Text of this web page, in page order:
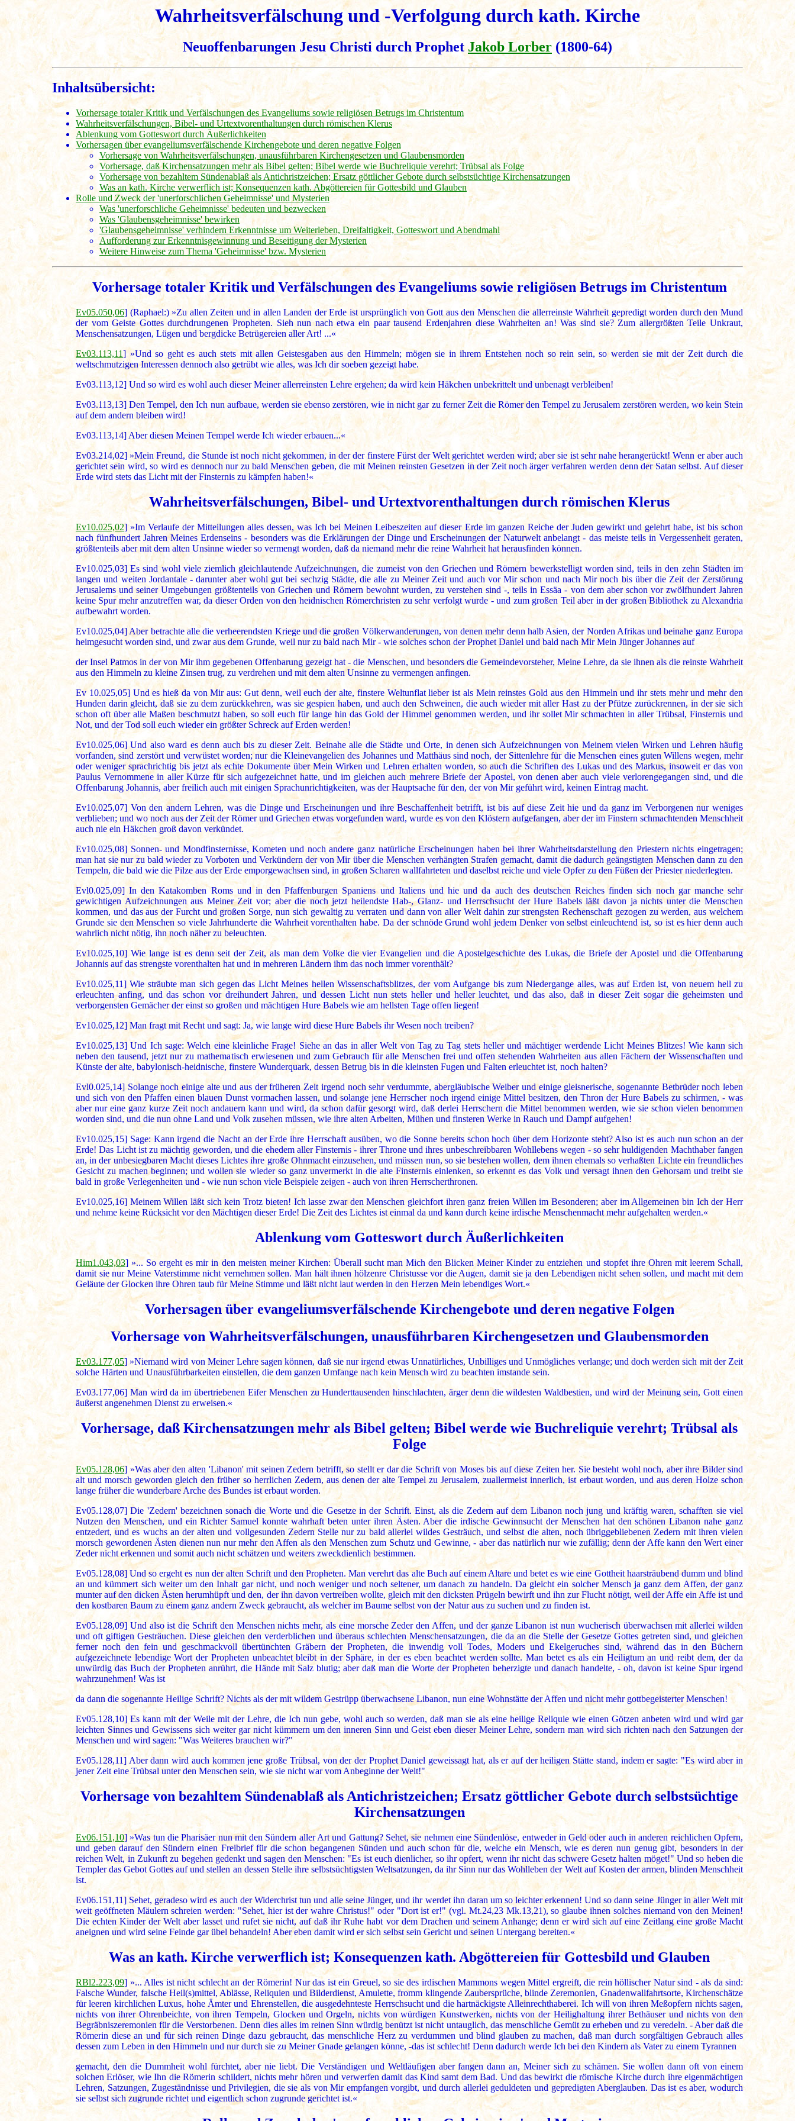
Wahrheitsverfälschung und -Verfolgung durch kath. Kirche
Neuoffenbarungen Jesu Christi durch ProphetJakob Lorber (1800-64)
Inhaltsübersicht:
Vorhersage totaler Kritik und Verfälschungen des Evangeliums sowie religiösen Betrugs im Christentum
Wahrheitsverfälschungen, Bibel- und Urtextvorenthaltungen durch römischen Klerus
Ablenkung vom Gotteswort durch Äußerlichkeiten
Vorhersagen über evangeliumsverfälschende Kirchengebote und deren negative Folgen
Vorhersage von Wahrheitsverfälschungen, unausführbaren Kirchengesetzen und Glaubensmorden
Vorhersage, daß Kirchensatzungen mehr als Bibel gelten; Bibel werde wie Buchreliquie verehrt; Trübsal als Folge
Vorhersage von bezahltem Sündenablaß als Antichristzeichen; Ersatz göttlicher Gebote durch selbstsüchtige Kirchensatzungen
Was an kath. Kirche verwerflich ist; Konsequenzen kath. Abgöttereien für Gottesbild und Glauben
Rolle und Zweck der 'unerforschlichen Geheimnisse' und Mysterien
Was 'unerforschliche Geheimnisse' bedeuten und bezwecken
Was 'Glaubensgeheimnisse' bewirken
'Glaubensgeheimnisse' verhindern Erkenntnisse um Weiterleben, Dreifaltigkeit, Gotteswort und Abendmahl
Aufforderung zur Erkenntnisgewinnung und Beseitigung der Mysterien
Weitere Hinweise zum Thema 'Geheimnisse' bzw. Mysterien
Vorhersage totaler Kritik und Verfälschungen des Evangeliums sowie religiösen Betrugs im Christentum
Ev05.050,06] (Raphael:) »Zu allen Zeiten und in allen Landen der Erde ist ursprünglich von Gott aus den Menschen die allerreinste Wahrheit gepredigt worden durch den Mund
der vom Geiste Gottes durchdrungenen Propheten. Sieh nun nach etwa ein paar tausend Erdenjahren diese Wahrheiten an! Was sind sie? Zum allergrößten Teile Unkraut,
Menschensatzungen, Lügen und bergdicke Betrügereien aller Art! ...«
Ev03.113,11] »Und so geht es auch stets mit allen Geistesgaben aus den Himmeln; mögen sie in ihrem Entstehen noch so rein sein, so werden sie mit der Zeit durch die
weltschmutzigen Interessen dennoch also getrübt wie alles, was Ich dir soeben gezeigt habe.
Ev03.113,12] Und so wird es wohl auch dieser Meiner allerreinsten Lehre ergehen; da wird kein Häkchen unbekrittelt und unbenagt verbleiben!
Ev03.113,13] Den Tempel, den Ich nun aufbaue, werden sie ebenso zerstören, wie in nicht gar zu ferner Zeit die Römer den Tempel zu Jerusalem zerstören werden, wo kein Stein
auf dem andern bleiben wird!
Ev03.113,14] Aber diesen Meinen Tempel werde Ich wieder erbauen...«
Ev03.214,02] »Mein Freund, die Stunde ist noch nicht gekommen, in der der finstere Fürst der Welt gerichtet werden wird; aber sie ist sehr nahe herangerückt! Wenn er aber auch
gerichtet sein wird, so wird es dennoch nur zu bald Menschen geben, die mit Meinen reinsten Gesetzen in der Zeit noch ärger verfahren werden denn der Satan selbst. Auf dieser
Erde wird stets das Licht mit der Finsternis zu kämpfen haben!«
Wahrheitsverfälschungen, Bibel- und Urtextvorenthaltungen durch römischen Klerus
Ev10.025,02] »Im Verlaufe der Mitteilungen alles dessen, was Ich bei Meinen Leibeszeiten auf dieser Erde im ganzen Reiche der Juden gewirkt und gelehrt habe, ist bis schon
nach fünfhundert Jahren Meines Erdenseins - besonders was die Erklärungen der Dinge und Erscheinungen der Naturwelt anbelangt - das meiste teils in Vergessenheit geraten,
größtenteils aber mit dem alten Unsinne wieder so vermengt worden, daß da niemand mehr die reine Wahrheit hat herausfinden können.
Ev10.025,03] Es sind wohl viele ziemlich gleichlautende Aufzeichnungen, die zumeist von den Griechen und Römern bewerkstelligt worden sind, teils in den zehn Städten im
langen und weiten Jordantale - darunter aber wohl gut bei sechzig Städte, die alle zu Meiner Zeit und auch vor Mir schon und nach Mir noch bis über die Zeit der Zerstörung
Jerusalems und seiner Umgebungen größtenteils von Griechen und Römern bewohnt wurden, zu verstehen sind -, teils in Essäa - von dem aber schon vor zwölfhundert Jahren
keine Spur mehr anzutreffen war, da dieser Orden von den heidnischen Römerchristen zu sehr verfolgt wurde - und zum großen Teil aber in der großen Bibliothek zu Alexandria
aufbewahrt worden.
Ev10.025,04] Aber betrachte alle die verheerendsten Kriege und die großen Völkerwanderungen, von denen mehr denn halb Asien, der Norden Afrikas und beinahe ganz Europa
heimgesucht worden sind, und zwar aus dem Grunde, weil nur zu bald nach Mir - wie solches schon der Prophet Daniel und bald nach Mir Mein Jünger Johannes auf
der Insel Patmos in der von Mir ihm gegebenen Offenbarung gezeigt hat - die Menschen, und besonders die Gemeindevorsteher, Meine Lehre, da sie ihnen als die reinste Wahrheit
aus den Himmeln zu kleine Zinsen trug, zu verdrehen und mit dem alten Unsinne zu vermengen anfingen.
Ev 10.025,05] Und es hieß da von Mir aus: Gut denn, weil euch der alte, finstere Weltunflat lieber ist als Mein reinstes Gold aus den Himmeln und ihr stets mehr und mehr den
Hunden darin gleicht, daß sie zu dem zurückkehren, was sie gespien haben, und auch den Schweinen, die auch wieder mit aller Hast zu der Pfütze zurückrennen, in der sie sich
schon oft über alle Maßen beschmutzt haben, so soll euch für lange hin das Gold der Himmel genommen werden, und ihr sollet Mir schmachten in aller Trübsal, Finsternis und
Not, und der Tod soll euch wieder ein größter Schreck auf Erden werden!
Ev10.025,06] Und also ward es denn auch bis zu dieser Zeit. Beinahe alle die Städte und Orte, in denen sich Aufzeichnungen von Meinem vielen Wirken und Lehren häufig
vorfanden, sind zerstört und verwüstet worden; nur die Kleinevangelien des Johannes und Matthäus sind noch, der Sittenlehre für die Menschen eines guten Willens wegen, mehr
oder weniger sprachrichtig bis jetzt als echte Dokumente über Mein Wirken und Lehren erhalten worden, so auch die Schriften des Lukas und des Markus, insoweit er das von
Paulus Vernommene in aller Kürze für sich aufgezeichnet hatte, und im gleichen auch mehrere Briefe der Apostel, von denen aber auch viele verlorengegangen sind, und die
Offenbarung Johannis, aber freilich auch mit einigen Sprachunrichtigkeiten, was der Hauptsache für den, der von Mir geführt wird, keinen Eintrag macht.
Ev10.025,07] Von den andern Lehren, was die Dinge und Erscheinungen und ihre Beschaffenheit betrifft, ist bis auf diese Zeit hie und da ganz im Verborgenen nur weniges
verblieben; und wo noch aus der Zeit der Römer und Griechen etwas vorgefunden ward, wurde es von den Klöstern aufgefangen, aber der im Finstern schmachtenden Menschheit
auch nie ein Häkchen groß davon verkündet.
Ev10.025,08] Sonnen- und Mondfinsternisse, Kometen und noch andere ganz natürliche Erscheinungen haben bei ihrer Wahrheitsdarstellung den Priestern nichts eingetragen;
man hat sie nur zu bald wieder zu Vorboten und Verkündern der von Mir über die Menschen verhängten Strafen gemacht, damit die dadurch geängstigten Menschen dann zu den
Tempeln, die bald wie die Pilze aus der Erde emporgewachsen sind, in großen Scharen wallfahrteten und daselbst reiche und viele Opfer zu den Füßen der Priester niederlegten.
Evl0.025,09] In den Katakomben Roms und in den Pfaffenburgen Spaniens und Italiens und hie und da auch des deutschen Reiches finden sich noch gar manche sehr
gewichtigen Aufzeichnungen aus Meiner Zeit vor; aber die noch jetzt heilendste Hab-, Glanz- und Herrschsucht der Hure Babels läßt davon ja nichts unter die Menschen
kommen, und das aus der Furcht und großen Sorge, nun sich gewaltig zu verraten und dann von aller Welt dahin zur strengsten Rechenschaft gezogen zu werden, aus welchem
Grunde sie den Menschen so viele Jahrhunderte die Wahrheit vorenthalten habe. Da der schnöde Grund wohl jedem Denker von selbst einleuchtend ist, so ist es hier denn auch
wahrlich nicht nötig, ihn noch näher zu beleuchten.
Ev10.025,10] Wie lange ist es denn seit der Zeit, als man dem Volke die vier Evangelien und die Apostelgeschichte des Lukas, die Briefe der Apostel und die Offenbarung
Johannis auf das strengste vorenthalten hat und in mehreren Ländern ihm das noch immer vorenthält?
Ev10.025,11] Wie sträubte man sich gegen das Licht Meines hellen Wissenschaftsblitzes, der vom Aufgange bis zum Niedergange alles, was auf Erden ist, von neuem hell zu
erleuchten anfing, und das schon vor dreihundert Jahren, und dessen Licht nun stets heller und heller leuchtet, und das also, daß in dieser Zeit sogar die geheimsten und
verborgensten Gemächer der einst so großen und mächtigen Hure Babels wie am hellsten Tage offen liegen!
Ev10.025,12] Man fragt mit Recht und sagt: Ja, wie lange wird diese Hure Babels ihr Wesen noch treiben?
Ev10.025,13] Und Ich sage: Welch eine kleinliche Frage! Siehe an das in aller Welt von Tag zu Tag stets heller und mächtiger werdende Licht Meines Blitzes! Wie kann sich
neben den tausend, jetzt nur zu mathematisch erwiesenen und zum Gebrauch für alle Menschen frei und offen stehenden Wahrheiten aus allen Fächern der Wissenschaften und
Künste der alte, babylonisch-heidnische, finstere Wunderquark, dessen Betrug bis in die kleinsten Fugen und Falten erleuchtet ist, noch halten?
Evl0.025,14] Solange noch einige alte und aus der früheren Zeit irgend noch sehr verdummte, abergläubische Weiber und einige gleisnerische, sogenannte Betbrüder noch leben
und sich von den Pfaffen einen blauen Dunst vormachen lassen, und solange jene Herrscher noch irgend einige Mittel besitzen, den Thron der Hure Babels zu schirmen, - was
aber nur eine ganz kurze Zeit noch andauern kann und wird, da schon dafür gesorgt wird, daß derlei Herrschern die Mittel benommen werden, wie sie schon vielen benommen
worden sind, und die nun ohne Land und Volk zusehen müssen, wie ihre alten Arbeiten, Mühen und finsteren Werke in Rauch und Dampf aufgehen!
Ev10.025,15] Sage: Kann irgend die Nacht an der Erde ihre Herrschaft ausüben, wo die Sonne bereits schon hoch über dem Horizonte steht? Also ist es auch nun schon an der
Erde! Das Licht ist zu mächtig geworden, und die ehedem aller Finsternis - ihrer Throne und ihres unbeschreibbaren Wohllebens wegen - so sehr huldigenden Machthaber fangen
an, in der unbesiegbaren Macht dieses Lichtes ihre große Ohnmacht einzusehen, und müssen nun, so sie bestehen wollen, dem ihnen ehemals so verhaßten Lichte ein freundliches
Gesicht zu machen beginnen; und wollen sie wieder so ganz unvermerkt in die alte Finsternis einlenken, so erkennt es das Volk und versagt ihnen den Gehorsam und treibt sie
bald in große Verlegenheiten und - wie nun schon viele Beispiele zeigen - auch von ihren Herrscherthronen.
Ev10.025,16] Meinem Willen läßt sich kein Trotz bieten! Ich lasse zwar den Menschen gleichfort ihren ganz freien Willen im Besonderen; aber im Allgemeinen bin Ich der Herr
und nehme keine Rücksicht vor den Mächtigen dieser Erde! Die Zeit des Lichtes ist einmal da und kann durch keine irdische Menschenmacht mehr aufgehalten werden.«
Ablenkung vom Gotteswort durch Äußerlichkeiten
Him1.043,03] »... So ergeht es mir in den meisten meiner Kirchen: Überall sucht man Mich den Blicken Meiner Kinder zu entziehen und stopfet ihre Ohren mit leerem Schall,
damit sie nur Meine Vaterstimme nicht vernehmen sollen. Man hält ihnen hölzenre Christusse vor die Augen, damit sie ja den Lebendigen nicht sehen sollen, und macht mit dem
Geläute der Glocken ihre Ohren taub für Meine Stimme und läßt nicht laut werden in den Herzen Mein lebendiges Wort.«
Vorhersagen über evangeliumsverfälschende Kirchengebote und deren negative Folgen
Vorhersage von Wahrheitsverfälschungen, unausführbaren Kirchengesetzen und Glaubensmorden
Ev03.177,05] »Niemand wird von Meiner Lehre sagen können, daß sie nur irgend etwas Unnatürliches, Unbilliges und Unmögliches verlange; und doch werden sich mit der Zeit
solche Härten und Unausführbarkeiten einstellen, die dem ganzen Umfange nach kein Mensch wird zu beachten imstande sein.
Ev03.177,06] Man wird da im übertriebenen Eifer Menschen zu Hunderttausenden hinschlachten, ärger denn die wildesten Waldbestien, und wird der Meinung sein, Gott einen
äußerst angenehmen Dienst zu erweisen.«
Vorhersage, daß Kirchensatzungen mehr als Bibel gelten; Bibel werde wie Buchreliquie verehrt; Trübsal als
Folge
Ev05.128,06] »Was aber den alten 'Libanon' mit seinen Zedern betrifft, so stellt er dar die Schrift von Moses bis auf diese Zeiten her. Sie besteht wohl noch, aber ihre Bilder sind
alt und morsch geworden gleich den früher so herrlichen Zedern, aus denen der alte Tempel zu Jerusalem, zuallermeist innerlich, ist erbaut worden, und aus deren Holze schon
lange früher die wunderbare Arche des Bundes ist erbaut worden.
Ev05.128,07] Die 'Zedern' bezeichnen sonach die Worte und die Gesetze in der Schrift. Einst, als die Zedern auf dem Libanon noch jung und kräftig waren, schafften sie viel
Nutzen den Menschen, und ein Richter Samuel konnte wahrhaft beten unter ihren Ästen. Aber die irdische Gewinnsucht der Menschen hat den schönen Libanon nahe ganz
entzedert, und es wuchs an der alten und vollgesunden Zedern Stelle nur zu bald allerlei wildes Gesträuch, und selbst die alten, noch übriggebliebenen Zedern mit ihren vielen
morsch gewordenen Ästen dienen nun nur mehr den Affen als den Menschen zum Schutz und Gewinne, - aber das natürlich nur wie zufällig; denn der Affe kann den Wert einer
Zeder nicht erkennen und somit auch nicht schätzen und weiters zweckdienlich bestimmen.
Ev05.128,08] Und so ergeht es nun der alten Schrift und den Propheten. Man verehrt das alte Buch auf einem Altare und betet es wie eine Gottheit haarsträubend dumm und blind
an und kümmert sich weiter um den Inhalt gar nicht, und noch weniger und noch seltener, um danach zu handeln. Da gleicht ein solcher Mensch ja ganz dem Affen, der ganz
munter auf den dicken Ästen herumhüpft und den, der ihn davon vertreiben wollte, gleich mit den dicksten Prügeln bewirft und ihn zur Flucht nötigt, weil der Affe ein Affe ist und
den kostbaren Baum zu einem ganz andern Zweck gebraucht, als welcher im Baume selbst von der Natur aus zu suchen und zu finden ist.
Ev05.128,09] Und also ist die Schrift den Menschen nichts mehr, als eine morsche Zeder den Affen, und der ganze Libanon ist nun wucherisch überwachsen mit allerlei wilden
und oft giftigen Gesträuchen. Diese gleichen den verderblichen und überaus schlechten Menschensatzungen, die da an die Stelle der Gesetze Gottes getreten sind, und gleichen
ferner noch den fein und geschmackvoll übertünchten Gräbern der Propheten, die inwendig voll Todes, Moders und Ekelgeruches sind, während das in den Büchern
aufgezeichnete lebendige Wort der Propheten unbeachtet bleibt in der Sphäre, in der es eben beachtet werden sollte. Man betet es als ein Heiligtum an und reibt dem, der da
unwürdig das Buch der Propheten anrührt, die Hände mit Salz blutig; aber daß man die Worte der Propheten beherzigte und danach handelte, - oh, davon ist keine Spur irgend
wahrzunehmen! Was ist
da dann die sogenannte Heilige Schrift? Nichts als der mit wildem Gestrüpp überwachsene Libanon, nun eine Wohnstätte der Affen und nicht mehr gottbegeisterter Menschen!
Ev05.128,10] Es kann mit der Weile mit der Lehre, die Ich nun gebe, wohl auch so werden, daß man sie als eine heilige Reliquie wie einen Götzen anbeten wird und wird gar
leichten Sinnes und Gewissens sich weiter gar nicht kümmern um den inneren Sinn und Geist eben dieser Meiner Lehre, sondern man wird sich richten nach den Satzungen der
Menschen und wird sagen: "Was Weiteres brauchen wir?"
Ev05.128,11] Aber dann wird auch kommen jene große Trübsal, von der der Prophet Daniel geweissagt hat, als er auf der heiligen Stätte stand, indem er sagte: "Es wird aber in
jener Zeit eine Trübsal unter den Menschen sein, wie sie nicht war vom Anbeginne der Welt!"
Vorhersage von bezahltem Sündenablaß als Antichristzeichen; Ersatz göttlicher Gebote durch selbstsüchtige
Kirchensatzungen
Ev06.151,10] »Was tun die Pharisäer nun mit den Sündern aller Art und Gattung? Sehet, sie nehmen eine Sündenlöse, entweder in Geld oder auch in anderen reichlichen Opfern,
und geben darauf den Sündern einen Freibrief für die schon begangenen Sünden und auch schon für die, welche ein Mensch, wie es deren nun genug gibt, besonders in der
reichen Welt, in Zukunft zu begehen gedenkt und sagen den Menschen: "Es ist euch dienlicher, so ihr opfert, wenn ihr nicht das schwere Gesetz halten möget!" Und so heben die
Templer das Gebot Gottes auf und stellen an dessen Stelle ihre selbstsüchtigsten Weltsatzungen, da ihr Sinn nur das Wohlleben der Welt auf Kosten der armen, blinden Menschheit
ist.
Ev06.151,11] Sehet, geradeso wird es auch der Widerchrist tun und alle seine Jünger, und ihr werdet ihn daran um so leichter erkennen! Und so dann seine Jünger in aller Welt mit
weit geöffneten Mäulern schreien werden: "Sehet, hier ist der wahre Christus!" oder "Dort ist er!" (vgl. Mt.24,23 Mk.13,21), so glaube ihnen solches niemand von den Meinen!
Die echten Kinder der Welt aber lasset und rufet sie nicht, auf daß ihr Ruhe habt vor dem Drachen und seinem Anhange; denn er wird sich auf eine Zeitlang eine große Macht
aneignen und wird seine Feinde gar übel behandeln! Aber eben damit wird er sich selbst sein Gericht und seinen Untergang bereiten.«
Was an kath. Kirche verwerflich ist; Konsequenzen kath. Abgöttereien für Gottesbild und Glauben
RBl2.223,09] »... Alles ist nicht schlecht an der Römerin! Nur das ist ein Greuel, so sie des irdischen Mammons wegen Mittel ergreift, die rein höllischer Natur sind - als da sind:
Falsche Wunder, falsche Heil(s)mittel, Ablässe, Reliquien und Bilderdienst, Amulette, fromm klingende Zaubersprüche, blinde Zeremonien, Gnadenwallfahrtsorte, Kirchenschätze
für leeren kirchlichen Luxus, hohe Ämter und Ehrenstellen, die ausgedehnteste Herrschsucht und die hartnäckigste Alleinrechthaberei. Ich will von ihren Meßopfern nichts sagen,
nichts von ihrer Ohrenbeichte, von ihren Tempeln, Glocken und Orgeln, nichts von würdigen Kunstwerken, nichts von der Heilighaltung ihrer Bethäuser und nichts von den
Begräbniszeremonien für die Verstorbenen. Denn dies alles im reinen Sinn würdig benützt ist nicht untauglich, das menschliche Gemüt zu erheben und zu veredeln. - Aber daß die
Römerin diese an und für sich reinen Dinge dazu gebraucht, das menschliche Herz zu verdummen und blind glauben zu machen, daß man durch sorgfältigen Gebrauch alles
dessen zum Leben in den Himmeln und nur durch sie zu Meiner Gnade gelangen könne, -das ist schlecht! Denn dadurch werde Ich bei den Kindern als Vater zu einem Tyrannen
gemacht, den die Dummheit wohl fürchtet, aber nie liebt. Die Verständigen und Weltläufigen aber fangen dann an, Meiner sich zu schämen. Sie wollen dann oft von einem
solchen Erlöser, wie Ihn die Römerin schildert, nichts mehr hören und verwerfen damit das Kind samt dem Bad. Und das bewirkt die römische Kirche durch ihre eigenmächtigen
Lehren, Satzungen, Zugeständnisse und Privilegien, die sie als von Mir empfangen vorgibt, und durch allerlei geduldeten und gepredigten Aberglauben. Das ist es aber, wodurch
sie selbst sich zugrunde richtet und eigentlich schon zugrunde gerichtet ist.«